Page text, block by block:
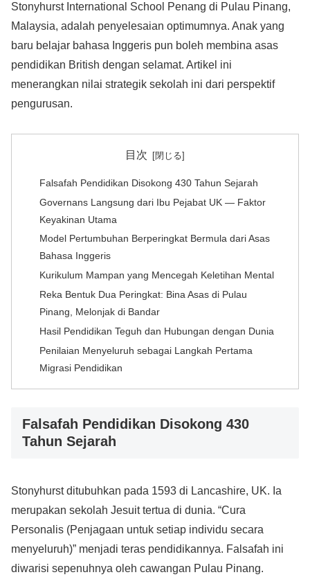
Stonyhurst International School Penang di Pulau Pinang,
Malaysia, adalah penyelesaian optimumnya. Anak yang
baru belajar bahasa Inggeris pun boleh membina asas
pendidikan British dengan selamat. Artikel ini
menerangkan nilai strategik sekolah ini dari perspektif
pengurusan.
目次
Falsafah Pendidikan Disokong 430 Tahun Sejarah
Governans Langsung dari Ibu Pejabat UK — Faktor
Keyakinan Utama
Model Pertumbuhan Berperingkat Bermula dari Asas
Bahasa Inggeris
Kurikulum Mampan yang Mencegah Keletihan Mental
Reka Bentuk Dua Peringkat: Bina Asas di Pulau
Pinang, Melonjak di Bandar
Hasil Pendidikan Teguh dan Hubungan dengan Dunia
Penilaian Menyeluruh sebagai Langkah Pertama
Migrasi Pendidikan
Falsafah Pendidikan Disokong 430
Tahun Sejarah
Stonyhurst ditubuhkan pada 1593 di Lancashire, UK. Ia
merupakan sekolah Jesuit tertua di dunia. “Cura
Personalis (Penjagaan untuk setiap individu secara
menyeluruh)” menjadi teras pendidikannya. Falsafah ini
diwarisi sepenuhnya oleh cawangan Pulau Pinang.